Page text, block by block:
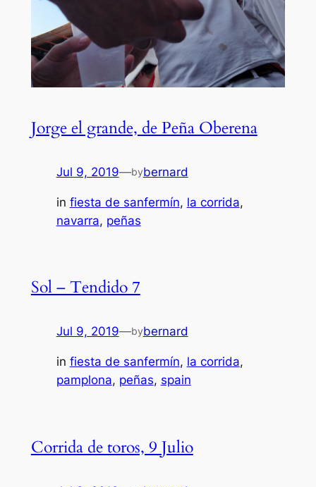
Jorge el grande, de Peña Oberena
Jul 9, 2019—bybernard
in fiesta de sanfermín, la corrida
navarra, peñas
Sol – Tendido 7
Jul 9, 2019—bybernard
in fiesta de sanfermín, la corrida
pamplona, peñas, spain
Corrida de toros, 9 Julio